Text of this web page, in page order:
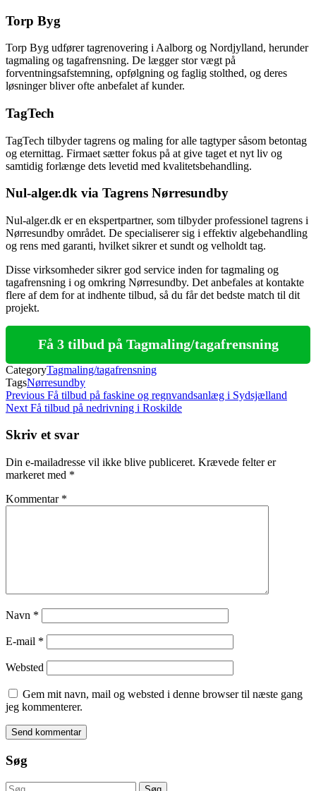
Torp Byg
Torp Byg udfører tagrenovering i Aalborg og Nordjylland, herunder
tagmaling og tagafrensning. De lægger stor vægt på
forventningsafstemning, opfølgning og faglig stolthed, og deres
løsninger bliver ofte anbefalet af kunder.
TagTech
TagTech tilbyder tagrens og maling for alle tagtyper såsom betontag
og eternittag. Firmaet sætter fokus på at give taget et nyt liv og
samtidig forlænge dets levetid med kvalitetsbehandling.
Nul-alger.dk via Tagrens Nørresundby
Nul-alger.dk er en ekspertpartner, som tilbyder professionel tagrens i
Nørresundby området. De specialiserer sig i effektiv algebehandling
og rens med garanti, hvilket sikrer et sundt og velholdt tag.
Disse virksomheder sikrer god service inden for tagmaling og
tagafrensning i og omkring Nørresundby. Det anbefales at kontakte
flere af dem for at indhente tilbud, så du får det bedste match til dit
projekt.
Få 3 tilbud på Tagmaling/tagafrensning
CategoryTagmaling/tagafrensning
TagsNørresundby
Indlægsnavigation
Previous
Post
Previous Få tilbud på faskine og regnvandsanlæg i Sydsjælland
Next
Next Få tilbud på nedrivning i Roskilde
Skriv et svar
Din e-mailadresse vil ikke blive publiceret. Krævede felter er
markeret med *
Kommentar *
Navn *
E-mail *
Websted
Gem mit navn, mail og websted i denne browser til næste gang
jeg kommenterer.
Søg
Søg